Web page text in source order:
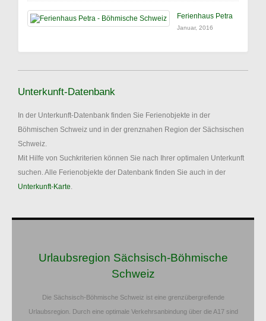
Ferienhaus Petra
Januar, 2016
Unterkunft-Datenbank
In der Unterkunft-Datenbank finden Sie Ferienobjekte in der
Böhmischen Schweiz und in der grenznahen Region der Sächsischen
Schweiz.
Mit Hilfe von Suchkriterien können Sie nach Ihrer optimalen Unterkunft
suchen. Alle Ferienobjekte der Datenbank finden Sie auch in der
Unterkunft-Karte.
Urlaubsregion Sächsisch-Böhmische
Schweiz
Die Sächsisch-Böhmische Schweiz ist eine grenzübergreifende
Urlaubsregion. Durch eine optimale Verkehrsanbindung über die A17 sind